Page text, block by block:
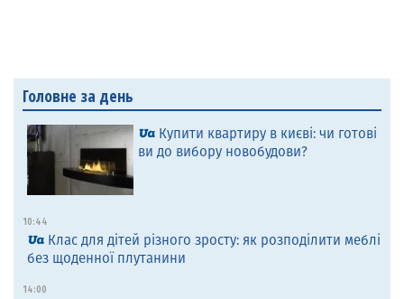
Головне за день
Купити квартиру в києві: чи готові
ви до вибору новобудови?
10:44
Клас для дітей різного зросту: як розподілити меблі
без щоденної плутанини
14:00